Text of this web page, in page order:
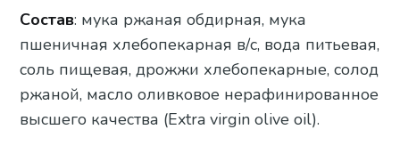
Состав: мука ржаная обдирная, мука
пшеничная хлебопекарная в/с, вода питьевая,
соль пищевая, дрожжи хлебопекарные, солод
ржаной, масло оливковое нерафинированное
высшего качества (Extra virgin olive oil).